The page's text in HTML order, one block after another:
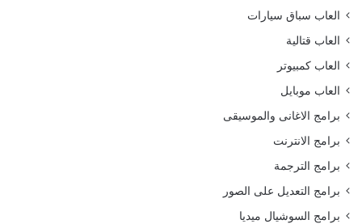
العاب سباق سيارات
العاب قتالية
العاب كمبيوتر
العاب موبايل
برامج الاغانى والموسيقى
برامج الانترنت
برامج الترجمة
برامج التعديل على الصور
برامج السوشيال ميديا